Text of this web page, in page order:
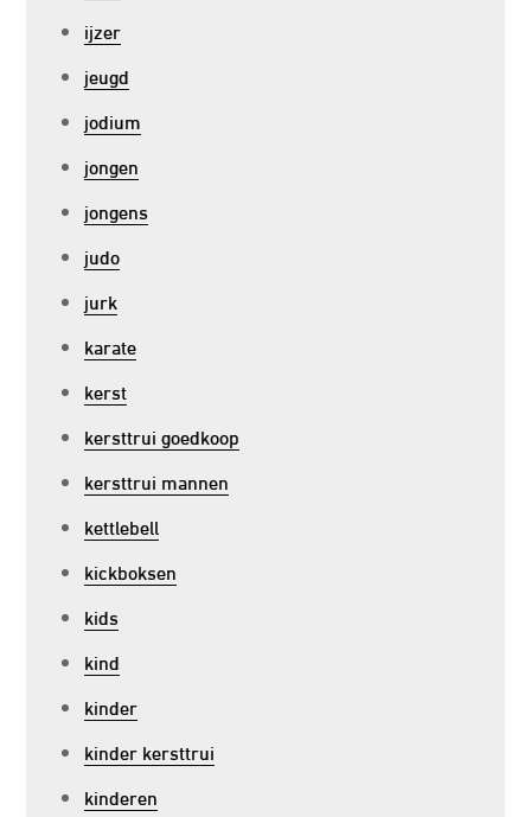
ijzer
jeugd
jodium
jongen
jongens
judo
jurk
karate
kerst
kersttrui goedkoop
kersttrui mannen
kettlebell
kickboksen
kids
kind
kinder
kinder kersttrui
kinderen